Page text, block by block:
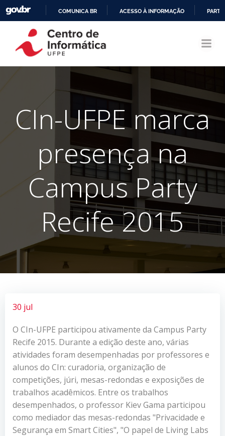
CONTEÚDO
COMUNICA BR ACESSO À INFORMAÇÃO
CIn-UFPE marca
presença na
Campus Party
Recife 2015
30 jul
O CIn-UFPE participou ativamente da Campus Party
Recife 2015. Durante a edição deste ano, várias
atividades foram desempenhadas por professores e
alunos do CIn: curadoria, organização de
competições, júri, mesas-redondas e exposições de
trabalhos acadêmicos. Entre os trabalhos
desempenhados, o professor Kiev Gama participou
como mediador das mesas-redondas "Privacidade e
Segurança em Smart Cities", "O papel de Living Labs